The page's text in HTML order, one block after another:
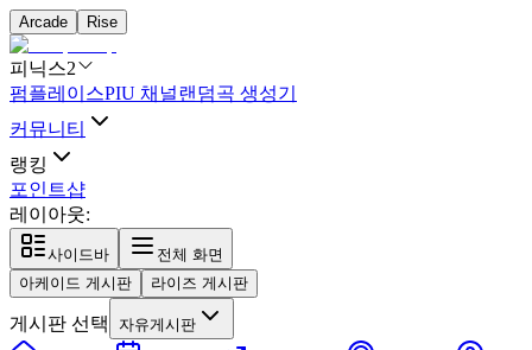
Arcade Rise
피닉스2
펌플레이스PIU 채널랜덤곡 생성기
커뮤니티
랭킹
포인트샵
레이아웃:
사이드바
전체 화면
아케이드 게시판
라이즈 게시판
게시판 선택 자유게시판